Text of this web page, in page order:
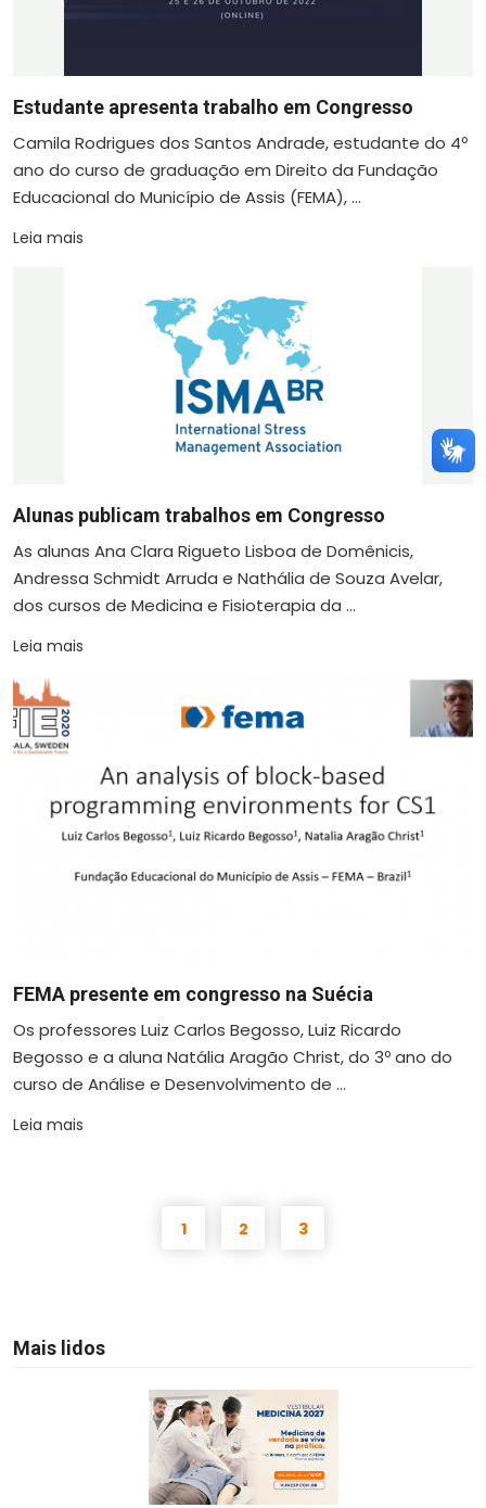
Estudante apresenta trabalho em Congresso
Camila Rodrigues dos Santos Andrade, estudante do 4º
ano do curso de graduação em Direito da Fundação
Educacional do Município de Assis (FEMA), ...
Leia mais
Alunas publicam trabalhos em Congresso
As alunas Ana Clara Rigueto Lisboa de Domênicis,
Andressa Schmidt Arruda e Nathália de Souza Avelar,
dos cursos de Medicina e Fisioterapia da ...
Leia mais
FEMA presente em congresso na Suécia
Os professores Luiz Carlos Begosso, Luiz Ricardo
Begosso e a aluna Natália Aragão Christ, do 3º ano do
curso de Análise e Desenvolvimento de ...
Leia mais
1 2 3
Mais lidos